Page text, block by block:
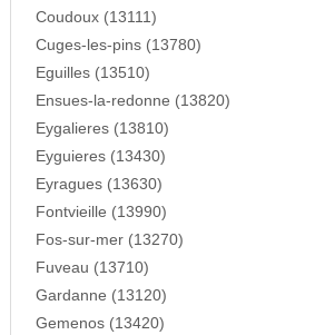
Coudoux (13111)
Cuges-les-pins (13780)
Eguilles (13510)
Ensues-la-redonne (13820)
Eygalieres (13810)
Eyguieres (13430)
Eyragues (13630)
Fontvieille (13990)
Fos-sur-mer (13270)
Fuveau (13710)
Gardanne (13120)
Gemenos (13420)